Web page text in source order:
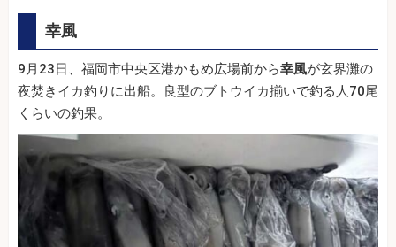
幸風
9月23日、福岡市中央区港かもめ広場前から幸風が玄界灘の
夜焚きイカ釣りに出船。良型のブトウイカ揃いで釣る人70尾
くらいの釣果。